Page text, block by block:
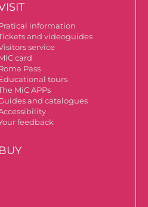
information
and videoguides
service
card
Pass
tours
MiC APPs
and catalogues
feedback
BUY